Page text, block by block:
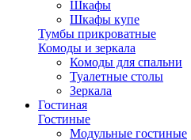
Шкафы
Шкафы купе
Тумбы прикроватные
Комоды и зеркала
Комоды для спальни
Туалетные столы
Зеркала
Гостиная
Гостиные
Модульные гостиные